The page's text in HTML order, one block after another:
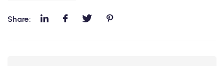
Share: